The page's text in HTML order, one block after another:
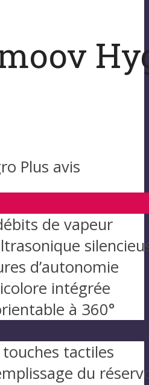
de vapeur
d’autonomie
intégrée
à 360°
tactiles
du